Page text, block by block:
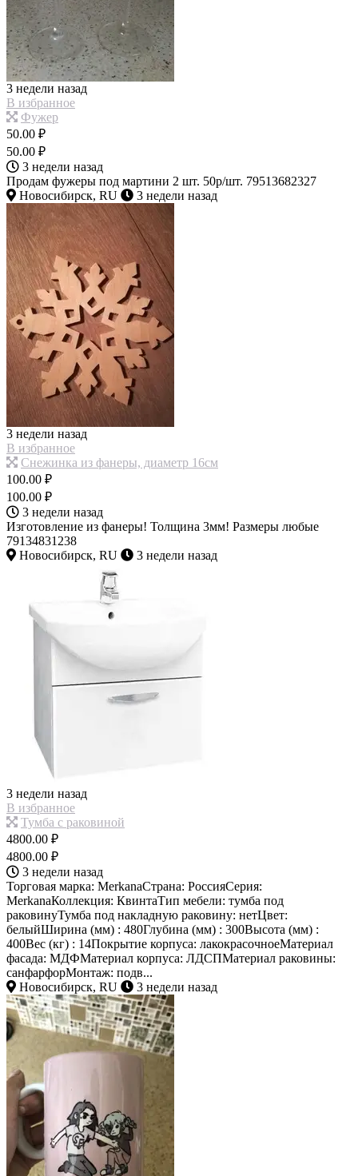
3 недели назад
В избранное
Фужер
50.00 ₽
50.00 ₽
3 недели назад
Продам фужеры под мартини 2 шт. 50р/шт. 79513682327
Новосибирск, RU
3 недели назад
3 недели назад
В избранное
Снежинка из фанеры, диаметр 16см
100.00 ₽
100.00 ₽
3 недели назад
Изготовление из фанеры! Толщина 3мм! Размеры любые
79134831238
Новосибирск, RU
3 недели назад
3 недели назад
В избранное
Тумба с раковиной
4800.00 ₽
4800.00 ₽
3 недели назад
Торговая марка: MerkanaСтрана: РоссияСерия:
MerkanaКоллекция: КвинтаТип мебели: тумба под
раковинуТумба под накладную раковину: нетЦвет:
белыйШирина (мм) : 480Глубина (мм) : 300Высота (мм) :
400Вес (кг) : 14Покрытие корпуса: лакокрасочноеМатериал
фасада: МДФМатериал корпуса: ЛДСПМатериал раковины:
санфарфорМонтаж: подв...
Новосибирск, RU
3 недели назад